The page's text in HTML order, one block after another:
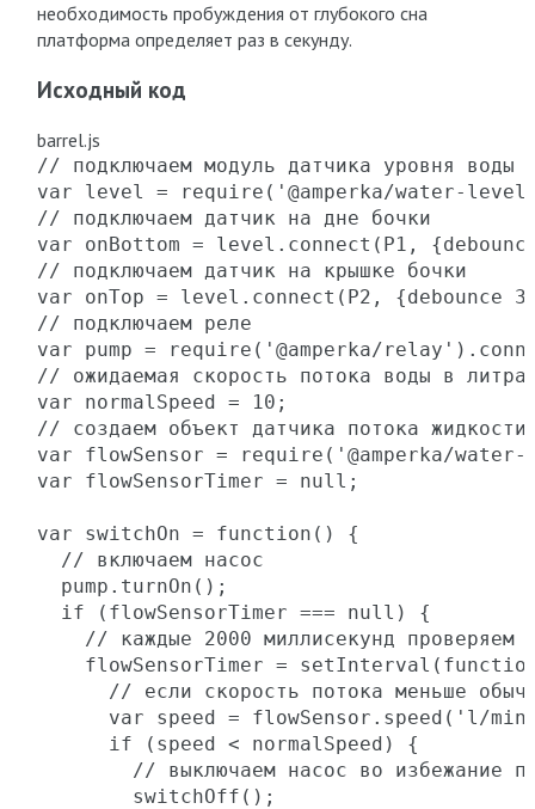
необходимость пробуждения от глубокого сна
платформа определяет раз в секунду.
Исходный код
barrel.js
// подключаем модуль датчика уровня воды
var level = require('@amperka/water-
// подключаем датчик на дне бочки
var onBottom = level.connect(P1,
// подключаем датчик на крышке бочки
var onTop = level.connect(P2, {debounce
// подключаем реле
var pump = require('@amperka/
// ожидаемая скорость потока воды в
var normalSpeed = 10;
// создаем объект датчика потока жидкости
var flowSensor = require('@amperka/
var flowSensorTimer = null;
var switchOn = function() {
  // включаем насос
  pump.turnOn();
  if (flowSensorTimer === null) {
// каждые 2000 миллисекунд проверяем
flowSensorTimer =
// если скорость потока меньше
var speed = flowSensor.speed('l/
      if (speed < normalSpeed) {
// выключаем насос во избежание
        switchOff();